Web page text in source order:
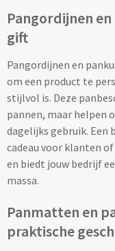
Custom made
Custom made
Custom made
Custom made
Custom made
Sport &
Custom made
Custom made
Custom made
Kleding &
Custom made
Lente
Sinterklaas
Valentijn
Norländer
Technologie
Technologie &
Fresh 'n Rebel
GEAR X
Urban Vitamin
Vilt
Pangordijnen
gift
Pangordijnen en
om een product te
stijlvol is. Deze
pannen, maar helpen
dagelijks gebruik. Een
cadeau voor klanten
en biedt jouw bedrijf
massa.
Panmatten en
praktische